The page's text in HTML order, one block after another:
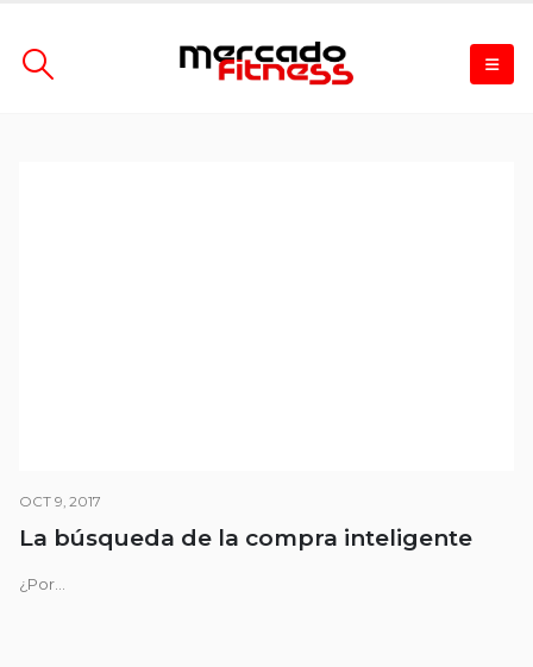
OCT 9, 2017
La búsqueda de la compra inteligente
¿Por...